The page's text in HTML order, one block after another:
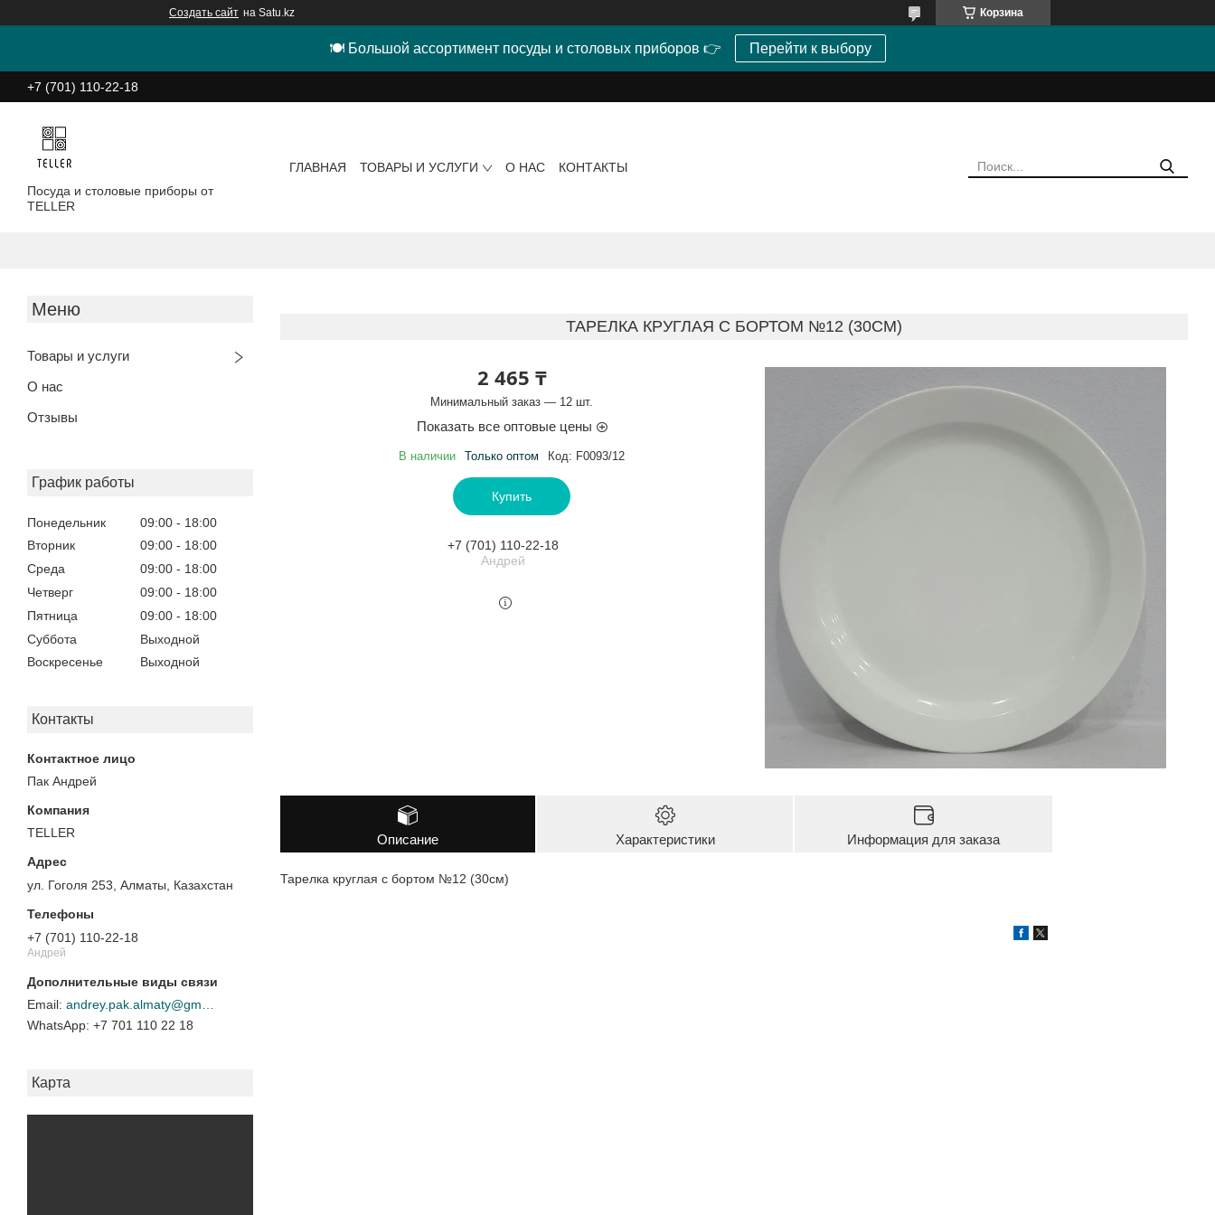
Создать сайт на Satu.kz Корзина
🍽 Большой ассортимент посуды и столовых приборов 👉 Перейти к выбору
+7 (701) 110-22-18
Посуда и столовые приборы от
TELLER
ГЛАВНАЯ ТОВАРЫ И УСЛУГИ О НАС КОНТАКТЫ
Товары и услуги
О нас
Отзывы
График работы
Понедельник 09:00
18:00
Вторник
09:00
18:00
Среда
09:00
18:00
Четверг
09:00
18:00
Пятница
09:00
18:00
Суббота
Выходной
Воскресенье
Выходной
Контакты
Пак Андрей
TELLER
ул. Гоголя 253, Алматы, Казахстан
+7 (701) 110-22-18
Андрей
+7 701 110 22 18
Карта
ТАРЕЛКА КРУГЛАЯ С БОРТОМ №12 (30СМ)
2 465 ₸
Минимальный заказ — 12 шт.
Показать все оптовые цены
В наличии Только оптом Код: F0093/12
Купить
+7 (701) 110-22-18
Андрей
Описание Характеристики Информация для заказа
Тарелка круглая с бортом №12 (30см)